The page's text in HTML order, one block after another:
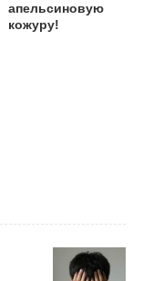
апельсиновую
кожуру!